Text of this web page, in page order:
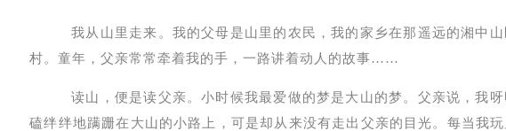
我从山里走来。我的父母是山里的农民，我的家乡在那遥远的湘中
村。童年，父亲常常牵着我的手，一路讲着动人的故事……
读山，便是读父亲。小时候我最爱做的梦是大山的梦。父亲说，我
磕绊绊地蹒跚在大山的小路上，可是却从来没有走出父亲的目光。每当我